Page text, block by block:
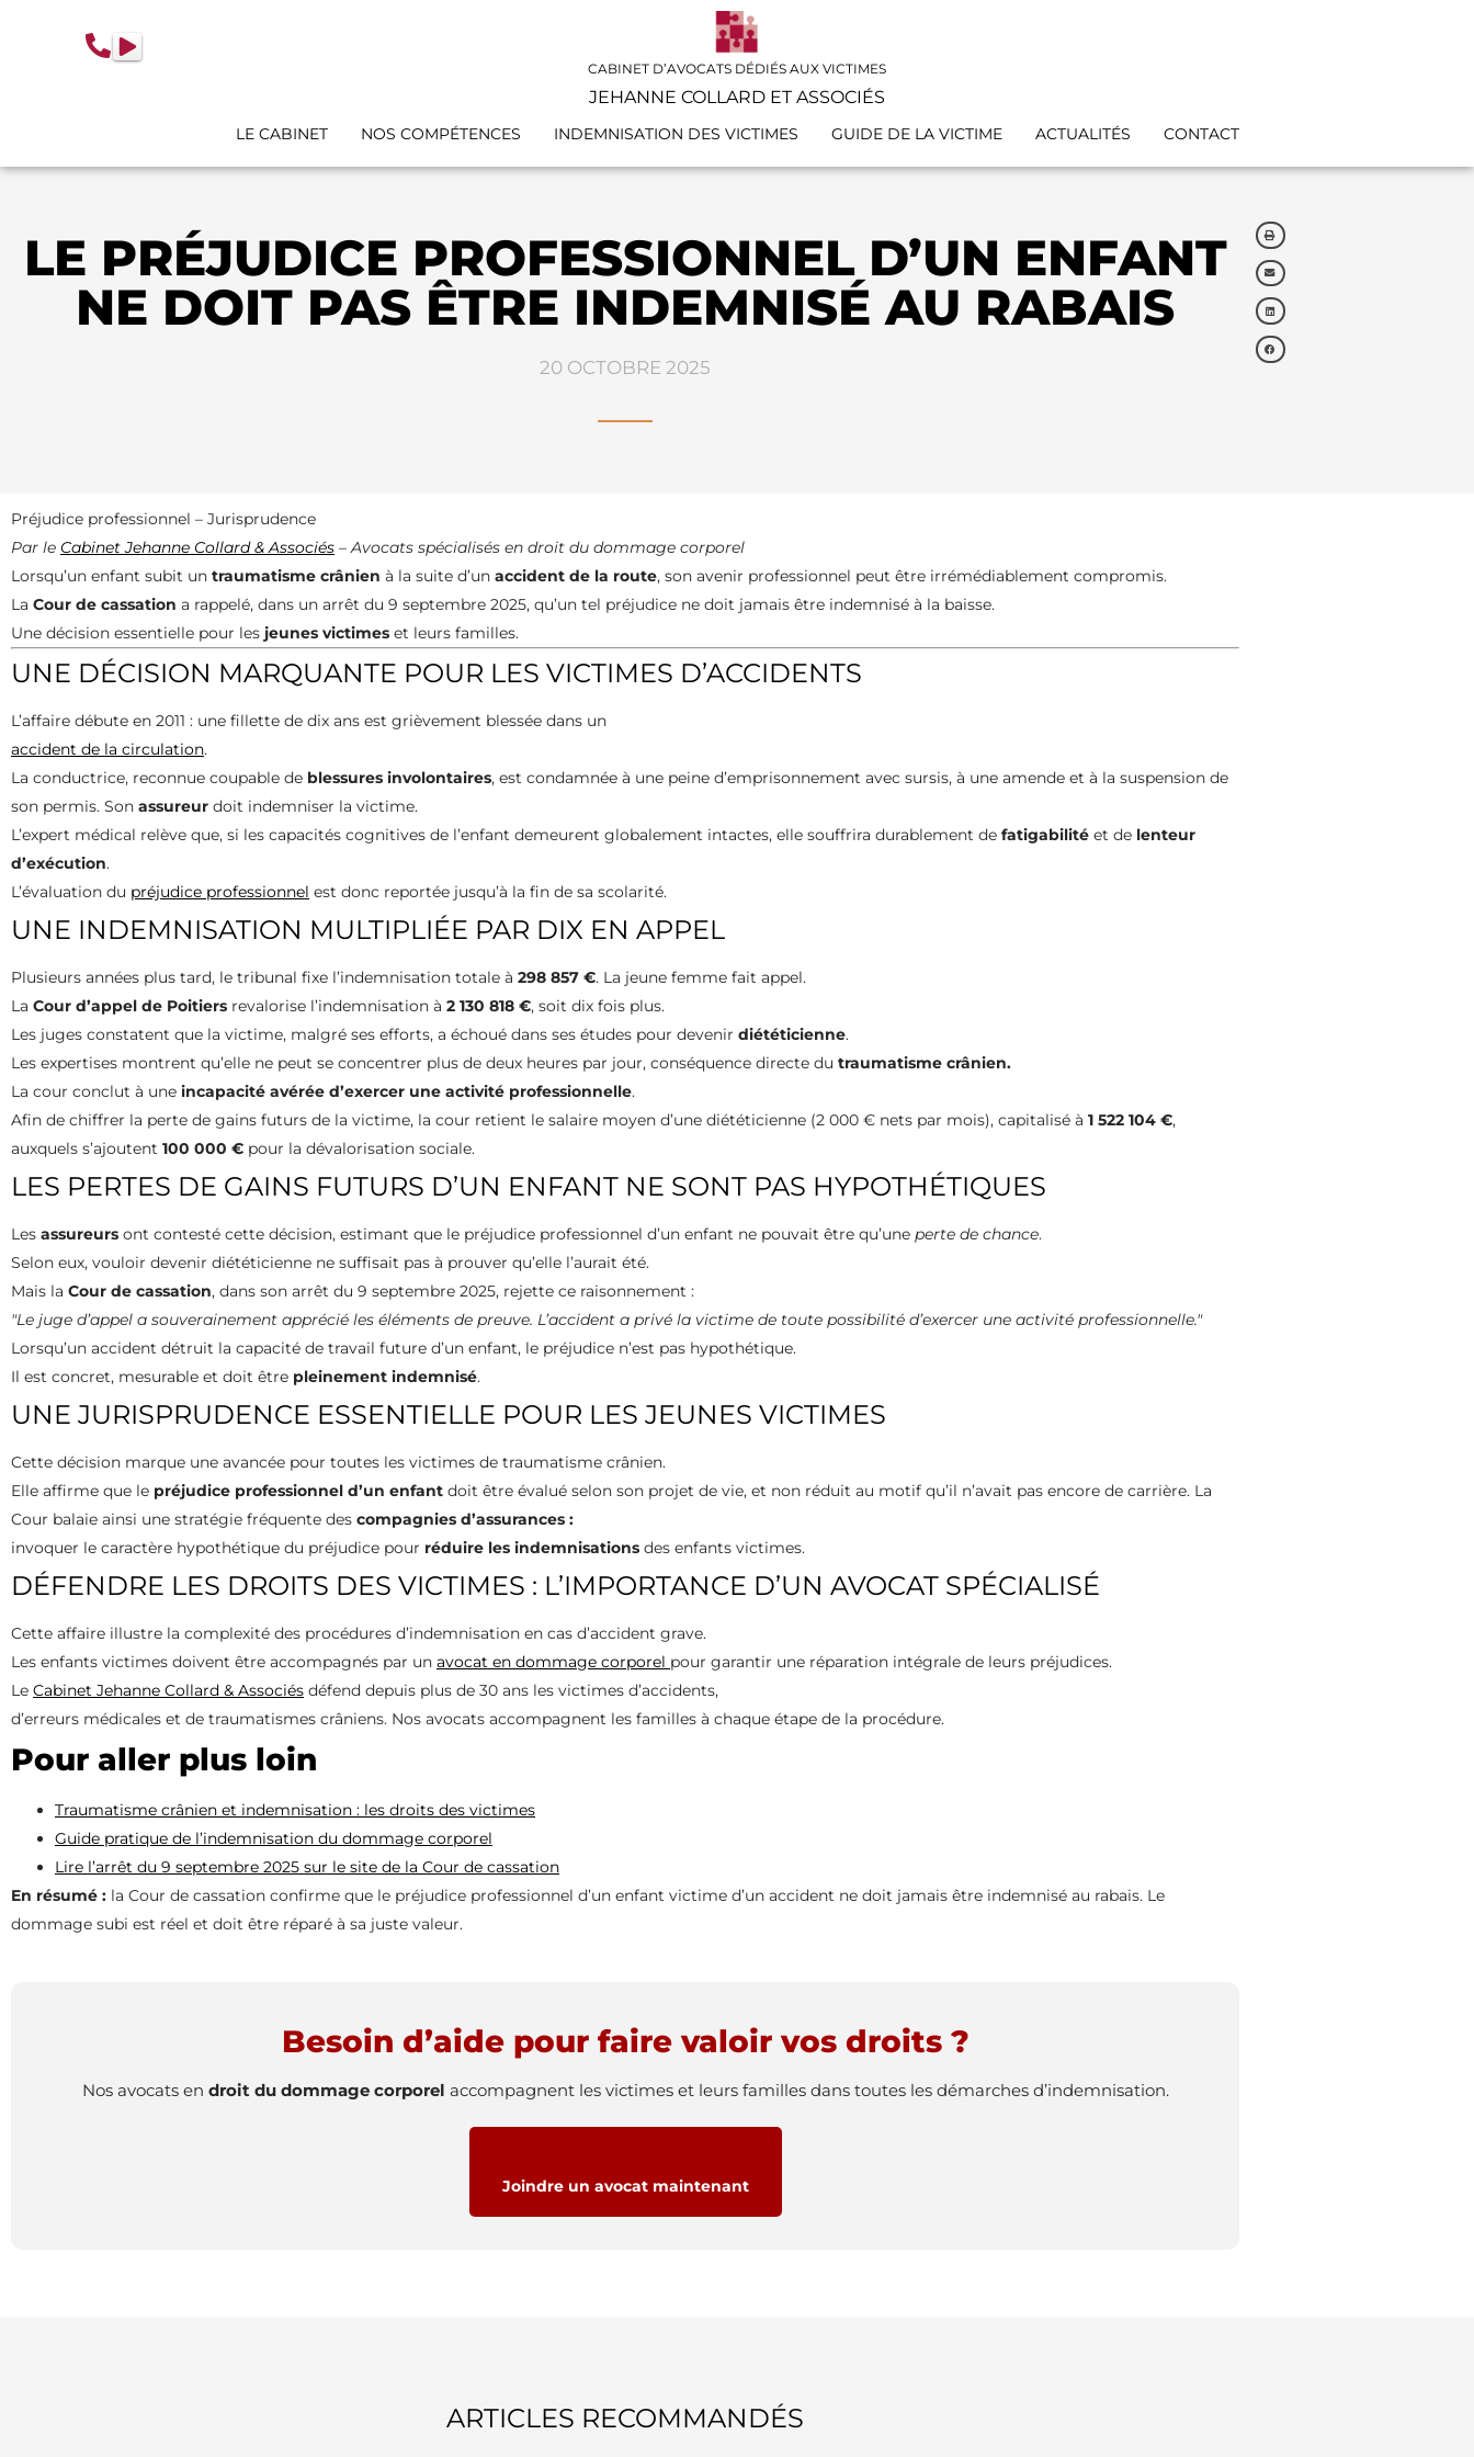
CABINET D’AVOCATS DÉDIÉS AUX VICTIMES
JEHANNE COLLARD ET ASSOCIÉS
LE CABINET NOS COMPÉTENCES INDEMNISATION DES VICTIMES GUIDE DE LA VICTIME ACTUALITÉS CONTACT
LE PRÉJUDICE PROFESSIONNEL D’UN ENFANT
NE DOIT PAS ÊTRE INDEMNISÉ AU RABAIS
20 OCTOBRE 2025
Préjudice professionnel – Jurisprudence
Par le Cabinet Jehanne Collard & Associés – Avocats spécialisés en droit du dommage corporel
Lorsqu’un enfant subit un traumatisme crânien à la suite d’un accident de la route, son avenir professionnel peut être irrémédiablement compromis.
La Cour de cassation a rappelé, dans un arrêt du 9 septembre 2025, qu’un tel préjudice ne doit jamais être indemnisé à la baisse.
Une décision essentielle pour les jeunes victimes et leurs familles.
UNE DÉCISION MARQUANTE POUR LES VICTIMES D’ACCIDENTS
L’affaire débute en 2011 : une fillette de dix ans est grièvement blessée dans un
accident de la circulation.
La conductrice, reconnue coupable de blessures involontaires, est condamnée à une peine d’emprisonnement avec sursis, à une amende et à la suspension de
son permis. Son assureur doit indemniser la victime.
L’expert médical relève que, si les capacités cognitives de l’enfant demeurent globalement intactes, elle souffrira durablement de fatigabilité et de lenteur
d’exécution.
L’évaluation du préjudice professionnel est donc reportée jusqu’à la fin de sa scolarité.
UNE INDEMNISATION MULTIPLIÉE PAR DIX EN APPEL
Plusieurs années plus tard, le tribunal fixe l’indemnisation totale à 298 857 €. La jeune femme fait appel.
La Cour d’appel de Poitiers revalorise l’indemnisation à 2 130 818 €, soit dix fois plus.
Les juges constatent que la victime, malgré ses efforts, a échoué dans ses études pour devenir diététicienne.
Les expertises montrent qu’elle ne peut se concentrer plus de deux heures par jour, conséquence directe du traumatisme crânien.
La cour conclut à une incapacité avérée d’exercer une activité professionnelle.
Afin de chiffrer la perte de gains futurs de la victime, la cour retient le salaire moyen d’une diététicienne (2 000 € nets par mois), capitalisé à 1 522 104 €,
auxquels s’ajoutent 100 000 € pour la dévalorisation sociale.
LES PERTES DE GAINS FUTURS D’UN ENFANT NE SONT PAS HYPOTHÉTIQUES
Les assureurs ont contesté cette décision, estimant que le préjudice professionnel d’un enfant ne pouvait être qu’une perte de chance.
Selon eux, vouloir devenir diététicienne ne suffisait pas à prouver qu’elle l’aurait été.
Mais la Cour de cassation, dans son arrêt du 9 septembre 2025, rejette ce raisonnement :
Le juge d’appel a souverainement apprécié les éléments de preuve. L’accident a privé la victime de toute possibilité d’exercer une activité professionnelle.
Lorsqu’un accident détruit la capacité de travail future d’un enfant, le préjudice n’est pas hypothétique.
Il est concret, mesurable et doit être pleinement indemnisé.
UNE JURISPRUDENCE ESSENTIELLE POUR LES JEUNES VICTIMES
Cette décision marque une avancée pour toutes les victimes de traumatisme crânien.
Elle affirme que le préjudice professionnel d’un enfant doit être évalué selon son projet de vie, et non réduit au motif qu’il n’avait pas encore de carrière. La
Cour balaie ainsi une stratégie fréquente des compagnies d’assurances :
invoquer le caractère hypothétique du préjudice pour réduire les indemnisations des enfants victimes.
DÉFENDRE LES DROITS DES VICTIMES : L’IMPORTANCE D’UN AVOCAT SPÉCIALISÉ
Cette affaire illustre la complexité des procédures d’indemnisation en cas d’accident grave.
Les enfants victimes doivent être accompagnés par un avocat en dommage corporel pour garantir une réparation intégrale de leurs préjudices.
Le Cabinet Jehanne Collard & Associés défend depuis plus de 30 ans les victimes d’accidents,
d’erreurs médicales et de traumatismes crâniens. Nos avocats accompagnent les familles à chaque étape de la procédure.
Pour aller plus loin
Traumatisme crânien et indemnisation : les droits des victimes
Guide pratique de l’indemnisation du dommage corporel
Lire l’arrêt du 9 septembre 2025 sur le site de la Cour de cassation
En résumé : la Cour de cassation confirme que le préjudice professionnel d’un enfant victime d’un accident ne doit jamais être indemnisé au rabais. Le
dommage subi est réel et doit être réparé à sa juste valeur.
Besoin d’aide pour faire valoir vos droits ?
Nos avocats en droit du dommage corporel accompagnent les victimes et leurs familles dans toutes les démarches d’indemnisation.
Joindre un avocat maintenant
ARTICLES RECOMMANDÉS